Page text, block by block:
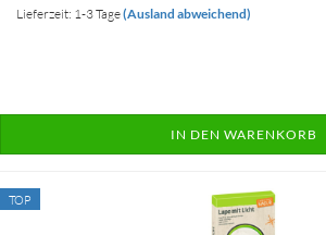
Lieferzeit: 1-3 Tage(Ausland abweichend)
IN DEN WARENKORB
TOP